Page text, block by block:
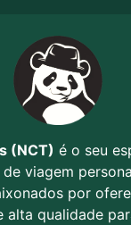
(NCT) é o seu
viagem
por
alta qualidade